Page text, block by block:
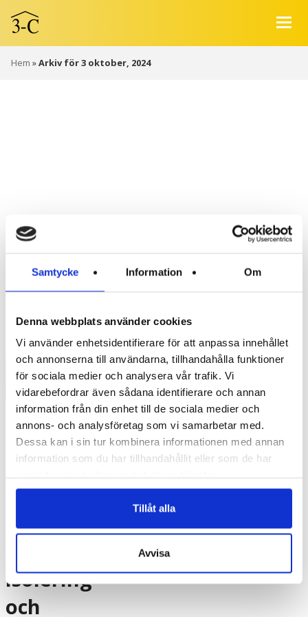
Samtycke Information Om
Denna webbplats använder cookies
Vi använder enhetsidentifierare för att anpassa innehållet
och annonserna till användarna, tillhandahålla funktioner
för sociala medier och analysera vår trafik. Vi
vidarebefordrar även sådana identifierare och annan
information från din enhet till de sociala medier och
annons- och analysföretag som vi samarbetar med.
Dessa kan i sin tur kombinera informationen med annan
information som du har tillhandahållit eller som de har
Tillåt alla
Avvisa
Hem »Arkiv för 3 oktober, 2024
CC-
fönsterdrev:
En
allsidig
lösning
isolering
och